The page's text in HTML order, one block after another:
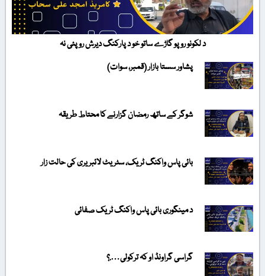
د لکونو روپو گاڑے ساتو خو د پارکنگ دیرش روپئی نہ
پشاور سستا بازار (قمبر، سوات)
شوگر کے ساتھ رمضان گزارنے کا محتاط طریقہ
بائی پاس واکنگ ٹریک، سٹریٹ لائبریری کی حالت زار
د مینگوری بائی پاس واکنگ ٹریک صفائی
گراسی گراونڈ او کہ ترکولی….؟